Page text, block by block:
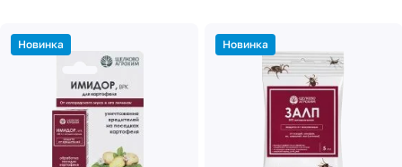
Новинка Новинка